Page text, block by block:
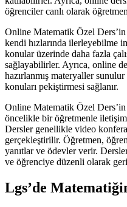
öğrenciler canlı olarak
Online Matematik Özel
kendi hızlarında ilerleyebilme
konular üzerinde daha fazla
sağlayabilirler. Ayrıca, online
hazırlanmış materyaller
konuları pekiştirmesi sağlanır.
Online Matematik Özel Ders’in
öncelikle bir öğretmenle
Dersler genellikle video
gerçekleştirilir. Öğretmen,
yanıtlar ve ödevler verir.
ve öğrenciye düzenli olarak
Lgs’de